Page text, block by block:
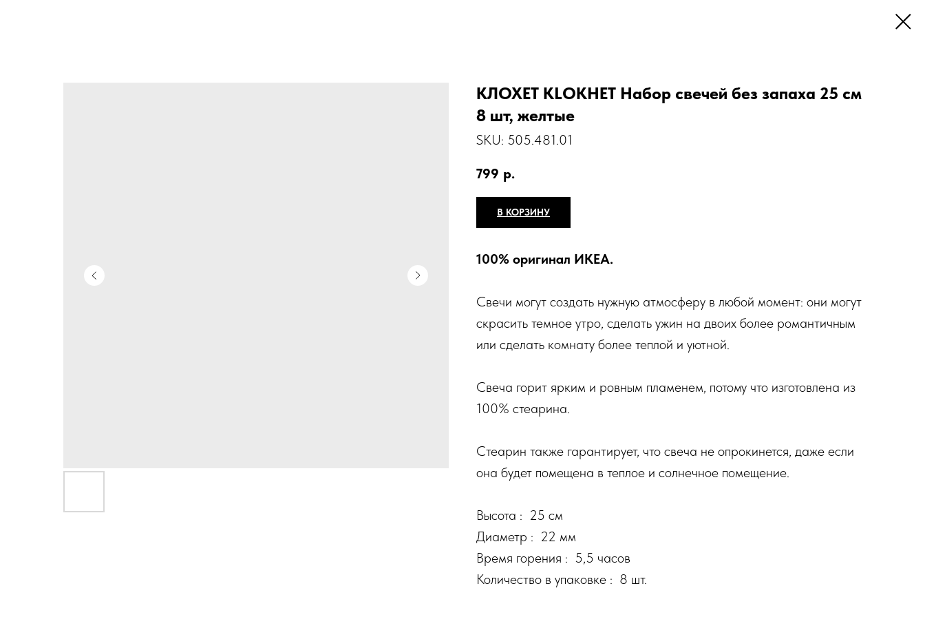
КЛОХЕТ KLOKHET Набор свечей без запаха 25 см
8 шт, желтые
SKU: 505.481.01
799 р.
В КОРЗИНУ
100% оригинал ИКЕА.
Свечи могут создать нужную атмосферу в любой момент: они могут
скрасить темное утро, сделать ужин на двоих более романтичным
или сделать комнату более теплой и уютной.
Свеча горит ярким и ровным пламенем, потому что изготовлена ​​из
100% стеарина.
Стеарин также гарантирует, что свеча не опрокинется, даже если
она будет помещена в теплое и солнечное помещение.
Высота : 25 см
Диаметр : 22 мм
Время горения : 5,5 часов
Количество в упаковке : 8 шт.